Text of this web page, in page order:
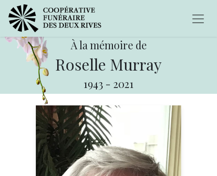
À la mémoire de
Roselle Murray
1943 - 2021